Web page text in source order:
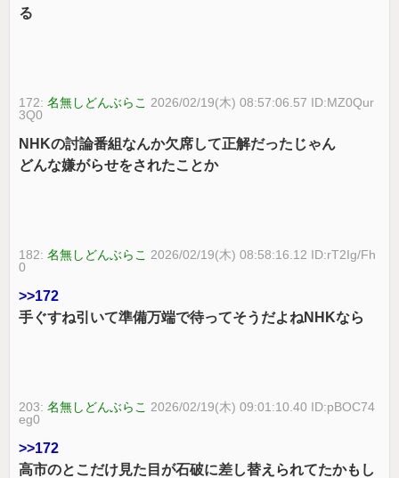
る
172:名無しどんぶらこ 2026/02/19(木) 08:57:06.57 ID:MZ0Qur
3Q0
NHKの討論番組なんか欠席して正解だったじゃん
どんな嫌がらせをされたことか
182:名無しどんぶらこ 2026/02/19(木) 08:58:16.12 ID:rT2Ig/Fh
0
>>172
手ぐすね引いて準備万端で待ってそうだよねNHKなら
203:名無しどんぶらこ 2026/02/19(木) 09:01:10.40 ID:pBOC74
eg0
>>172
高市のとこだけ見た目が石破に差し替えられてたかもし